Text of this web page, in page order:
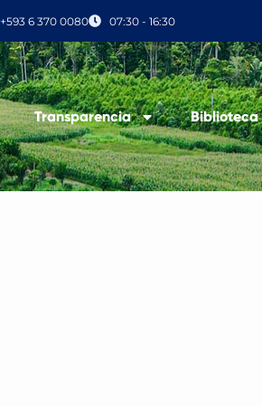
+593 6 370 0080 07:30 - 16:30
Transparencia Biblioteca